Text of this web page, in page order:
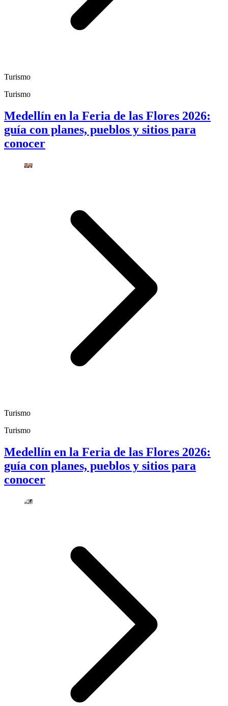
Turismo
Turismo
Medellín en la Feria de las Flores 2026:
guía con planes, pueblos y sitios para
conocer
Turismo
Turismo
Medellín en la Feria de las Flores 2026:
guía con planes, pueblos y sitios para
conocer